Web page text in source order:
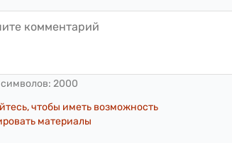
2000
чтобы иметь возможность
материалы